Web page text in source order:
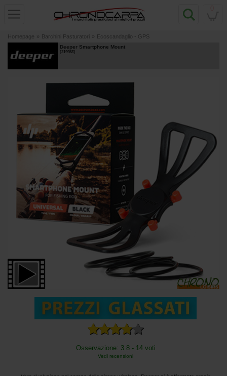
Homepage » Barchini Pasturatori » Ecoscandaglio - GPS
Deeper Smartphone Mount
[219953]
Osservazione: 3.8 - 14 voti
Vedi recensioni